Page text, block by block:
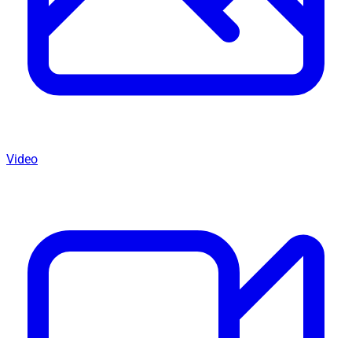
Video